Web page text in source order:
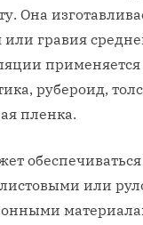
Она
или гравия
рубероид,
пленка.
или